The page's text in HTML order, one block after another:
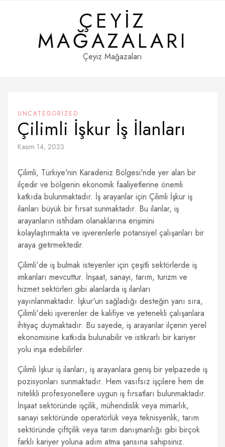
ÇEYIZ
MAĞAZALARI
Çeyiz Mağazaları
UNCATEGORIZED
Çilimli İşkur İş İlanları
Kasım 14, 2023
Çilimli, Türkiye'nin Karadeniz Bölgesi'nde yer alan bir
ilçedir ve bölgenin ekonomik faaliyetlerine önemli
katkıda bulunmaktadır. İş arayanlar için Çilimli İşkur iş
ilanları büyük bir fırsat sunmaktadır. Bu ilanlar, iş
arayanların istihdam olanaklarına erişimini
kolaylaştırmakta ve işverenlerle potansiyel çalışanları bir
araya getirmektedir.
Çilimli'de iş bulmak isteyenler için çeşitli sektörlerde iş
imkanları mevcuttur. İnşaat, sanayi, tarım, turizm ve
hizmet sektörleri gibi alanlarda iş ilanları
yayınlanmaktadır. İşkur'un sağladığı desteğin yanı sıra,
Çilimli'deki işverenler de kalifiye ve yetenekli çalışanlara
ihtiyaç duymaktadır. Bu sayede, iş arayanlar ilçenin yerel
ekonomisine katkıda bulunabilir ve istikrarlı bir kariyer
yolu inşa edebilirler.
Çilimli İşkur iş ilanları, iş arayanlara geniş bir yelpazede iş
pozisyonları sunmaktadır. Hem vasıfsız işçilere hem de
nitelikli profesyonellere uygun iş fırsatları bulunmaktadır.
İnşaat sektöründe işçilik, mühendislik veya mimarlık,
sanayi sektöründe operatörlük veya teknisyenlik, tarım
sektöründe çiftçilik veya tarım danışmanlığı gibi birçok
farklı kariyer yoluna adım atma şansına sahipsiniz.